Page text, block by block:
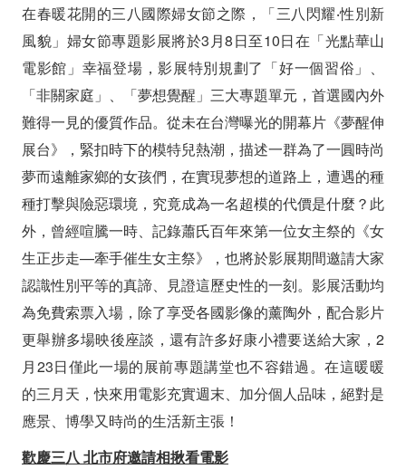
在春暖花開的三八國際婦女節之際，「三八閃耀‧性別新
風貌」婦女節專題影展將於3月8日至10日在「光點華山
電影館」幸福登場，影展特別規劃了「好一個習俗」、
「非關家庭」、「夢想覺醒」三大專題單元，首選國內外
難得一見的優質作品。從未在台灣曝光的開幕片《夢醒伸
展台》，緊扣時下的模特兒熱潮，描述一群為了一圓時尚
夢而遠離家鄉的女孩們，在實現夢想的道路上，遭遇的種
種打擊與險惡環境，究竟成為一名超模的代價是什麼？此
外，曾經喧騰一時、記錄蕭氏百年來第一位女主祭的《女
生正步走—牽手催生女主祭》，也將於影展期間邀請大家
認識性別平等的真諦、見證這歷史性的一刻。影展活動均
為免費索票入場，除了享受各國影像的薰陶外，配合影片
更舉辦多場映後座談，還有許多好康小禮要送給大家，2
月23日僅此一場的展前專題講堂也不容錯過。在這暖暖
的三月天，快來用電影充實週末、加分個人品味，絕對是
應景、博學又時尚的生活新主張！
歡慶三八 北市府邀請相揪看電影